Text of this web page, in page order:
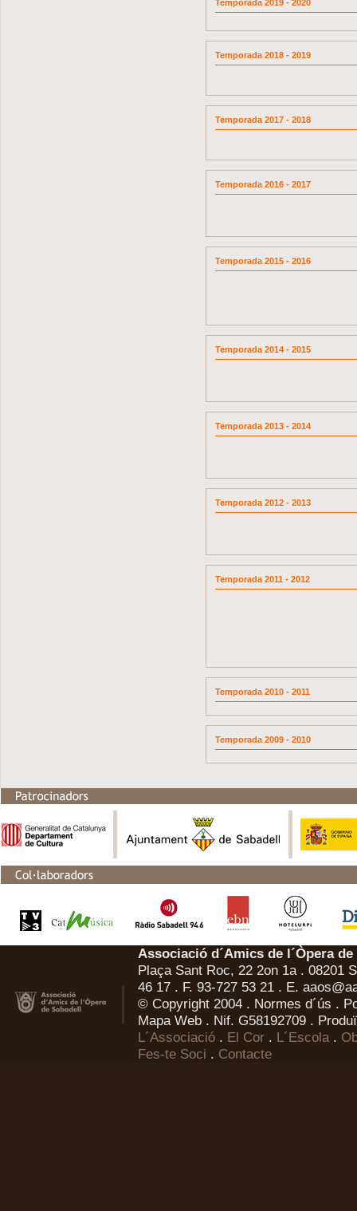
Temporada 2019 - 2020
Temporada 2018 - 2019
Temporada 2017 - 2018
Temporada 2016 - 2017
Temporada 2015 - 2016
Temporada 2014 - 2015
Temporada 2013 - 2014
Temporada 2012 - 2013
Temporada 2011 - 2012
Temporada 2010 - 2011
Temporada 2009 - 2010
Associació d´Amics de l´Òpera
Plaça Sant Roc, 22 2on 1a . 08201
46 17 . F. 93-727 53 21 . E.
© Copyright 2004 . Normes d´ús .
Mapa Web . Nif. G58192709 .
L´Associació . El Cor . L´Escola.
Fes-te Soci . Contacte